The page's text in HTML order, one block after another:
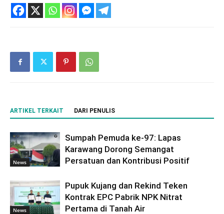
ARTIKEL TERKAIT DARI PENULIS
News
Sumpah Pemuda ke-97: Lapas
Karawang Dorong Semangat
Persatuan dan Kontribusi Positif
News
Pupuk Kujang dan Rekind Teken
Kontrak EPC Pabrik NPK Nitrat
Pertama di Tanah Air